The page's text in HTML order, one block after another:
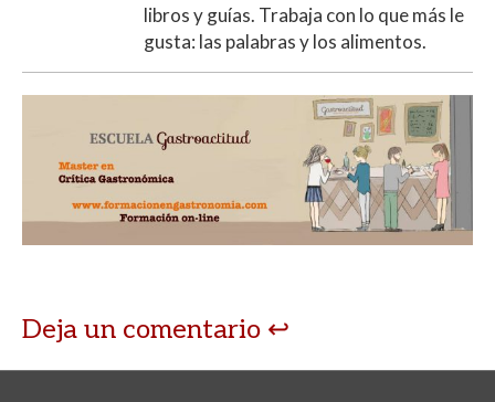
libros y guías. Trabaja con lo que más le
gusta: las palabras y los alimentos.
Deja un comentario